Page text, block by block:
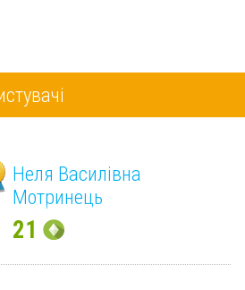
Неля Василівна
Мотринець
21